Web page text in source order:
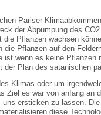
Pariser
der Abpumpung des
Pflanzen wachsen
die Pflanzen auf den
ist wenn es keine
der Plan des satanischen
Klimas oder um
Ziel es war von anfang an
ersticken zu lassen.
diese